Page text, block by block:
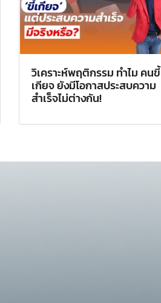
วิเคราะห์พฤติกรรม ทำไม คนขี้
เกียจ ยังมีโอกาสประสบความ
สำเร็จไม่ต่างกัน!